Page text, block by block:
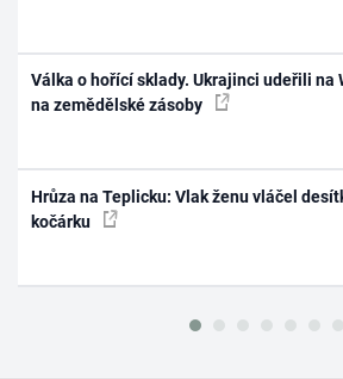
Válka o hořící sklady. Ukrajinci udeřili na
na zemědělské zásoby
Hrůza na Teplicku: Vlak ženu vláčel
kočárku